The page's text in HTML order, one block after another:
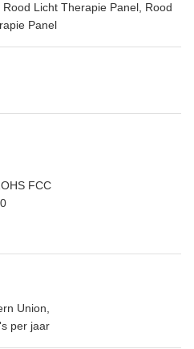
Rood Licht Therapie Panel, Rood
Panel
FCC
Union,
per jaar